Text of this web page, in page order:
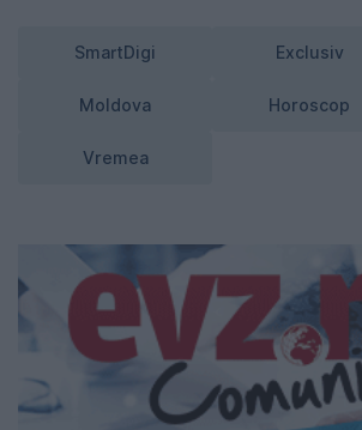
SmartDigi Exclusiv
Moldova Horoscop
Vremea